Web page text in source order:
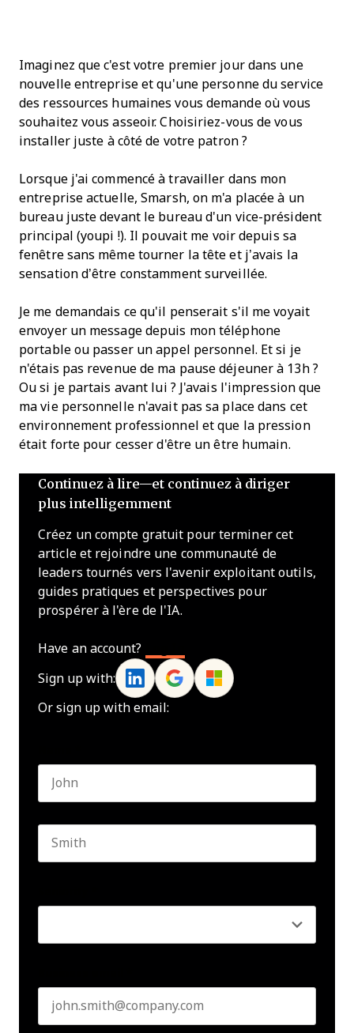
Imaginez que c'est votre premier jour dans une
nouvelle entreprise et qu'une personne du service
des ressources humaines vous demande où vous
souhaitez vous asseoir. Choisiriez-vous de vous
installer juste à côté de votre patron ?
Lorsque j'ai commencé à travailler dans mon
entreprise actuelle, Smarsh, on m'a placée à un
bureau juste devant le bureau d'un vice-président
principal (youpi !). Il pouvait me voir depuis sa
fenêtre sans même tourner la tête et j’avais la
sensation d’être constamment surveillée.
Je me demandais ce qu'il penserait s'il me voyait
envoyer un message depuis mon téléphone
portable ou passer un appel personnel. Et si je
n'étais pas revenue de ma pause déjeuner à 13h ?
Ou si je partais avant lui ? J'avais l'impression que
ma vie personnelle n'avait pas sa place dans cet
environnement professionnel et que la pression
était forte pour cesser d'être un être humain.
Continuez à lire—et continuez à diriger
plus intelligemment
Créez un compte gratuit pour terminer cet
article et rejoindre une communauté de
leaders tournés vers l'avenir exploitant outils,
guides pratiques et perspectives pour
prospérer à l'ère de l'IA.
Have an account?
Sign up with:
Or sign up with email: